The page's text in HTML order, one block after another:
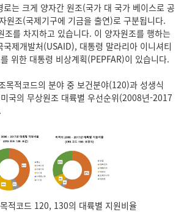
로는 크게 양자간 원조(국가 대 국가 베이스로 공
원조(국제기구에 기금을 출연)로 구분됩니다.
를 차지하고 있습니다. 이 양자원조를 행하는
국제개발처(USAID), 대통령 말라리아 이니셔티
위한 대통령 비상계획(PEPFAR)이 있습니다.
목적코드의 분야 중 보건분야(120)과 성생식
국의 무상원조 대륙별 우선순위(2008년-2017
적코드 120, 130의 대륙별 지원비율